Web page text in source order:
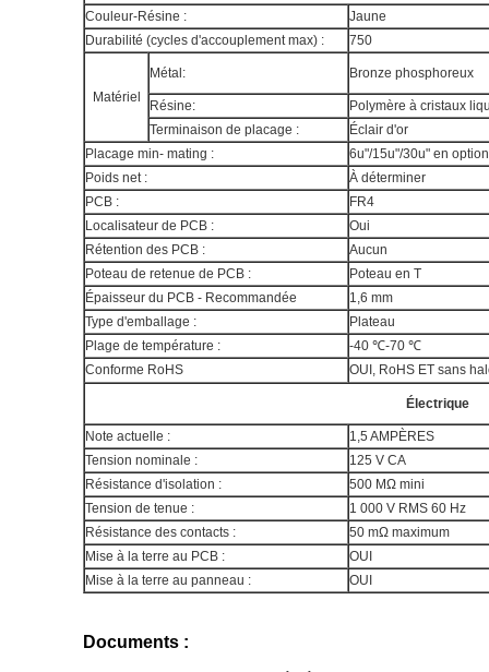
Couleur-Résine :
Jaune
Durabilité (cycles d'accouplement max) :
750
Matériel
Métal: Bronze phosphoreux
Résine:
Polymère à cristaux
Terminaison de placage :
Éclair d'or
Placage min- mating :
6u"/15u"/30u" en option
Poids net :
À déterminer
PCB :
FR4
Localisateur de PCB :
Oui
Rétention des PCB :
Aucun
Poteau de retenue de PCB :
Poteau en T
Épaisseur du PCB - Recommandée
1,6 mm
Type d'emballage :
Plateau
Plage de température :
-40 ℃-70 ℃
Conforme RoHS
OUI, RoHS ET sans
Électrique
Note actuelle :
1,5 AMPÈRES
Tension nominale :
125 V CA
Résistance d'isolation :
500 MΩ mini
Tension de tenue :
1 000 V RMS 60 Hz
Résistance des contacts :
50 mΩ maximum
Mise à la terre au PCB :
OUI
Mise à la terre au panneau :
OUI
Documents :